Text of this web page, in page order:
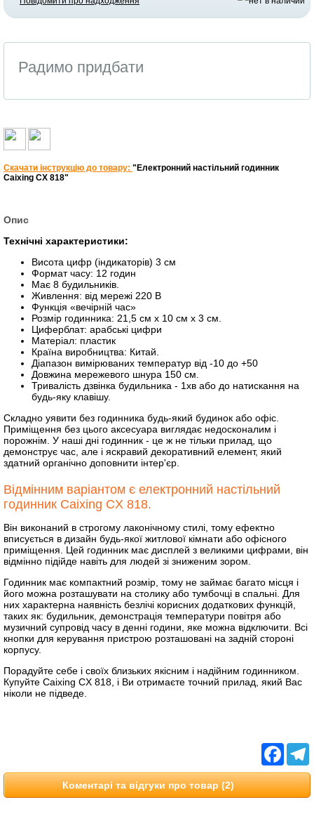
Радимо придбати
Скачати інструкцію до товару: "Електронний настільний годинник
Caixing CX 818"
Опис
Технічні характеристики:
Висота цифр (індикаторів) 3 см
Формат часу: 12 годин
Має 8 будильників.
Живлення: від мережі 220 В
Функція «вечірній час»
Розмір годинника: 21,5 см х 10 см х 3 см.
Циферблат: арабські цифри
Матеріал: пластик
Країна виробництва: Китай.
Діапазон вимірюваних температур від -10 до +50
Довжина мережевого шнура 150 см.
Тривалість дзвінка будильника - 1хв або до натискання на
будь-яку клавішу.
Складно уявити без годинника будь-який будинок або офіс.
Приміщення без цього аксесуара виглядає недосконалим і
порожнім. У наші дні годинник - це ж не тільки прилад, що
демонструє час, але і яскравий декоративний елемент, який
здатний органічно доповнити інтер'єр.
Відмінним варіантом є електронний настільний
годинник Caixing CX 818.
Він виконаний в строгому лаконічному стилі, тому ефектно
вписується в дизайн будь-якої житлової кімнати або офісного
приміщення. Цей годинник має дисплей з великими цифрами, він
відмінно підійде навіть для людей зі зниженим зором.
Годинник має компактний розмір, тому не займає багато місця і
його можна розташувати на столику або тумбочці в спальні. Для
них характерна наявність безлічі корисних додаткових функцій,
таких як: будильник, демонстрація температури повітря або
музичний супровід часу в денні години, яке можна відключити. Всі
кнопки для керування пристрою розташовані на задній стороні
корпусу.
Порадуйте себе і своїх близьких якісним і надійним годинником.
Купуйте Caixing CX 818, і Ви отримаєте точний прилад, який Вас
ніколи не підведе.
Коментарі та відгуки про товар (2)